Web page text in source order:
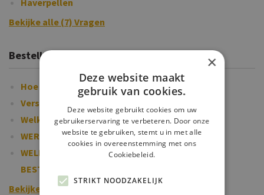
Bekijke alle (7) Vragen
Bestellen bij EquiFyt
Hoe moet ik een bestelling plaatsen?
Verschillende stappen uitgelegd.
Welke betaalmogelijkheden heb ik?
WERD MIJN BESTELLING REEDS OPGESTUURD?
WELKE MAILS ONTVANG IK WANNEER IK EEN
BESTELLING PLAATS?
Bekijke alle (9) Vragen
×
Deze website maakt
gebruik van cookies.
Deze website gebruikt cookies om uw
gebruikerservaring te verbeteren. Door onze
website te gebruiken, stemt u in met alle
cookies in overeenstemming met ons
Cookiebeleid.
STRIKT NOODZAKELIJK